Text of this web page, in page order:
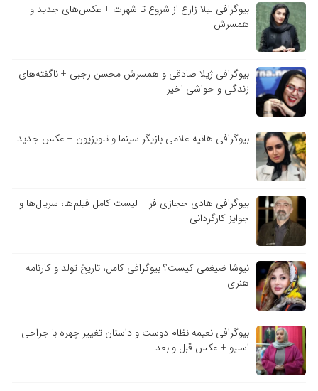
بیوگرافی لیلا زارع از شروع تا شهرت + عکس‌های جدید و
همسرش
بیوگرافی ژیلا صادقی و همسرش محسن رجبی + ناگفته‌های
زندگی و حواشی اخیر
بیوگرافی هانیه غلامی بازیگر سینما و تلویزیون + عکس جدید
بیوگرافی هادی حجازی فر + لیست کامل فیلم‌ها، سریال‌ها و
جوایز کارگردانی
نیوشا ضیغمی کیست؟ بیوگرافی کامل، تاریخ تولد و کارنامه
هنری
بیوگرافی نعیمه نظام دوست و داستان تغییر چهره با جراحی
اسلیو + عکس قبل و بعد